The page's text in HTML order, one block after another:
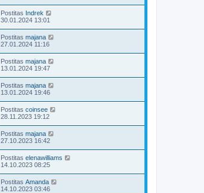
Postitas Indrek
30.01.2024 13:01
Postitas majana
27.01.2024 11:16
Postitas majana
13.01.2024 19:47
Postitas majana
13.01.2024 19:46
Postitas coinsee
28.11.2023 19:12
Postitas majana
27.10.2023 16:42
Postitas elenawilliams
14.10.2023 08:25
Postitas Amanda
14.10.2023 03:46